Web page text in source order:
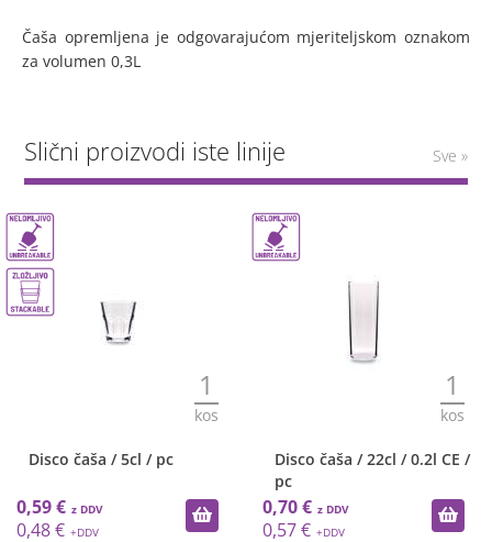
Čaša opremljena je odgovarajućom mjeriteljskom oznakom
za volumen 0,3L
Slični proizvodi iste linije Sve »
1
kos
Disco čaša / 5cl / pc
0,59 €
0,48 €
1
kos
Disco čaša / 22cl / 0.2l CE /
pc
0,70 €
0,57 €